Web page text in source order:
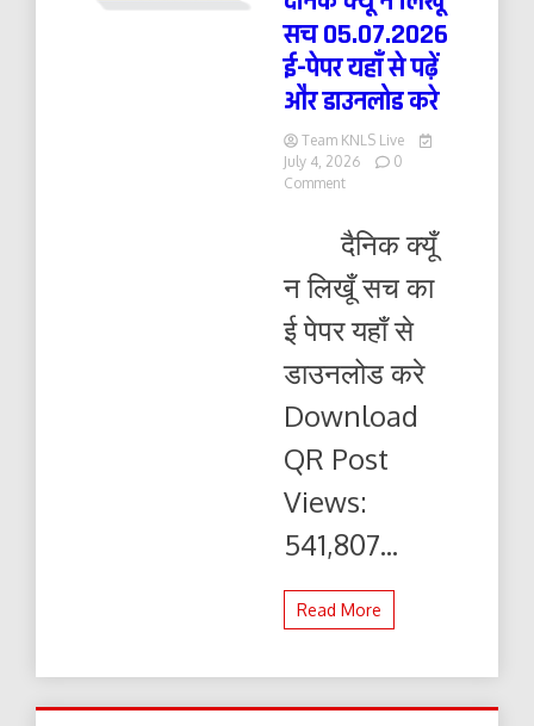
सच 05.07.2026
ई-पेपर यहाँ से पढ़ें
और डाउनलोड करे
Team KNLS Live
July 4, 2026
0
Commenton
क्यूँ
न
सच
05.07.2026
ई-
पेपर
यहाँ
पढ़ें
डाउनलोड
दैनिक क्यूँ
न लिखूँ सच का
ई पेपर यहाँ से
डाउनलोड करे
Download
QR Post
Views:
541,807...
Read More